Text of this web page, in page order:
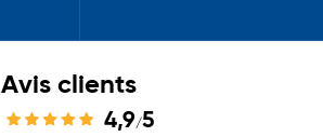
Avis clients
4,9/5